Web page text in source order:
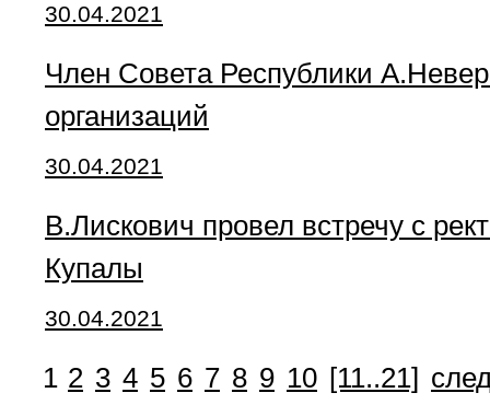
30.04.2021
Член Совета Республики
организаций
30.04.2021
В.Лискович провел встречу с
Купалы
30.04.2021
1 2 3 4 5 6 7 8 9 10 [11..21]